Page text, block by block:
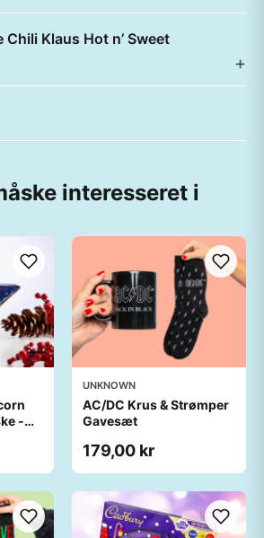
Klaus Hot n’ Sweet
interesseret i
-
UNKNOWN
AC/DC Krus & Strømper
Gavesæt
179,00 kr